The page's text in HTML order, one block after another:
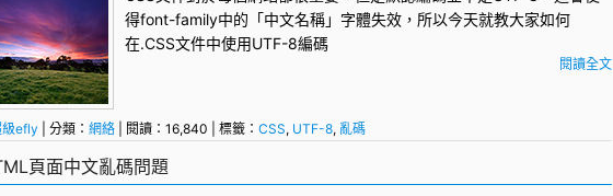
得font-family中的「中文名稱」字體失效，所以今天就教大家如何
在.CSS文件中使用UTF-8編碼
閱讀全文
級efly | 分類： 網絡 | 閱讀：16,840 | 標籤： CSS, UTF-8, 亂碼
頁面中文亂碼問題